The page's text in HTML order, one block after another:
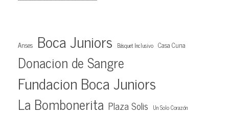
Anses Boca Juniors Básquet Inclusivo Casa Cuna
Donacion de Sangre
Fundacion Boca Juniors
La Bombonerita Plaza Solis Un Solo Corazón